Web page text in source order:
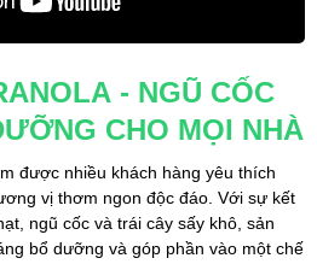
- NGŨ CỐC
CHO MỌI NHÀ
được nhiều khách hàng yêu thích
vị thơm ngon độc đáo. Với sự kết
ngũ cốc và trái cây sấy khô, sản
bổ dưỡng và góp phần vào một chế